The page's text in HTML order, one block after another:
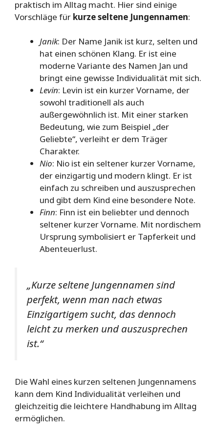
praktisch im Alltag macht. Hier sind einige
Vorschläge für kurze seltene Jungennamen:
Janik: Der Name Janik ist kurz, selten und
hat einen schönen Klang. Er ist eine
moderne Variante des Namen Jan und
bringt eine gewisse Individualität mit sich.
Levin: Levin ist ein kurzer Vorname, der
sowohl traditionell als auch
außergewöhnlich ist. Mit einer starken
Bedeutung, wie zum Beispiel „der
Geliebte“, verleiht er dem Träger
Charakter.
Nio: Nio ist ein seltener kurzer Vorname,
der einzigartig und modern klingt. Er ist
einfach zu schreiben und auszusprechen
und gibt dem Kind eine besondere Note.
Finn: Finn ist ein beliebter und dennoch
seltener kurzer Vorname. Mit nordischem
Ursprung symbolisiert er Tapferkeit und
Abenteuerlust.
„Kurze seltene Jungennamen sind
perfekt, wenn man nach etwas
Einzigartigem sucht, das dennoch
leicht zu merken und auszusprechen
ist.“
Die Wahl eines kurzen seltenen Jungennamens
kann dem Kind Individualität verleihen und
gleichzeitig die leichtere Handhabung im Alltag
ermöglichen.